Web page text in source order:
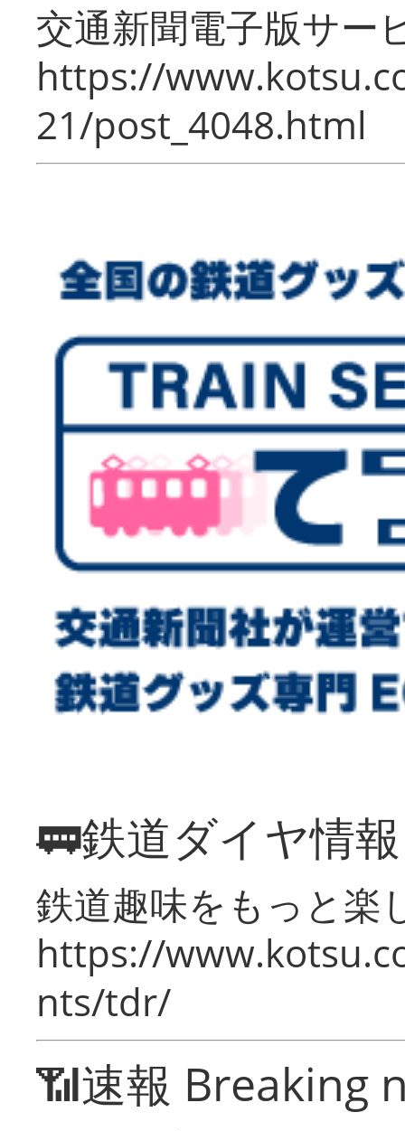
交通新聞電子版サー
https://
21/post_4048.html
🚃鉄道ダイヤ情
鉄道趣味をもっと楽
https://
nts/tdr/
📶速報 Breaking